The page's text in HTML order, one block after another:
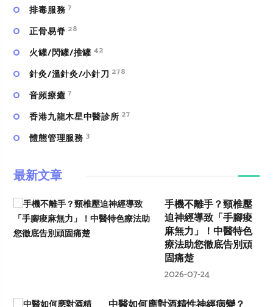
排毒服務 7
正骨易脊 28
火罐/閃罐/推罐 42
針灸/溫針灸/小針刀 278
⾳頻療癒 7
香港九龍木星中醫診所 27
體態管理服務 3
最新文章
手機不離手？頸椎壓
迫神經導致「手腳痠
麻無力」！中醫特色
療法助您徹底告別頑
固痛楚
2026-07-24